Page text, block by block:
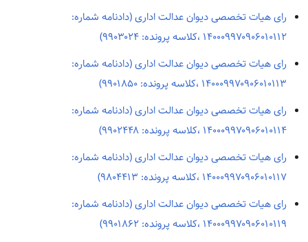
رای هیات تخصصی دیوان عدالت اداری (دادنامه شماره:
۱۴۰۰۰۹۹۷۰۹۰۶۰۱۰۱۱۲ ،کلاسه پرونده: ۹۹۰۳۰۲۴)
رای هیات تخصصی دیوان عدالت اداری (دادنامه شماره:
۱۴۰۰۰۹۹۷۰۹۰۶۰۱۰۱۱۳ ،کلاسه پرونده: ۹۹۰۱۸۵۰)
رای هیات تخصصی دیوان عدالت اداری (دادنامه شماره:
۱۴۰۰۰۹۹۷۰۹۰۶۰۱۰۱۱۴ ،کلاسه پرونده: ۹۹۰۲۴۴۸)
رای هیات تخصصی دیوان عدالت اداری (دادنامه شماره:
۱۴۰۰۰۹۹۷۰۹۰۶۰۱۰۱۱۷ ،کلاسه پرونده: ۹۸۰۴۴۱۳)
رای هیات تخصصی دیوان عدالت اداری (دادنامه شماره:
۱۴۰۰۰۹۹۷۰۹۰۶۰۱۰۱۱۹ ،کلاسه پرونده: ۹۹۰۱۸۶۲)